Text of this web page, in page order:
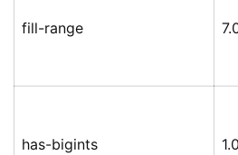
fill-range
has-bigints